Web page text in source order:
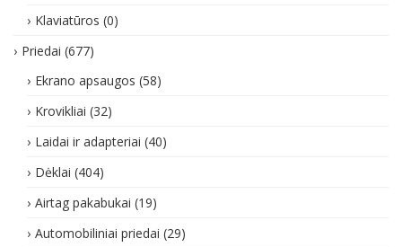
Klaviatūros (0)
Priedai (677)
Ekrano apsaugos (58)
Krovikliai (32)
Laidai ir adapteriai (40)
Dėklai (404)
Airtag pakabukai (19)
Automobiliniai priedai (29)